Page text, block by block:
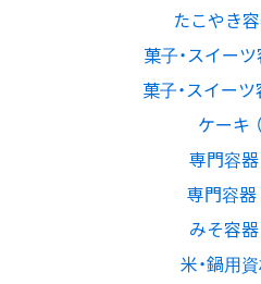
たこやき容
菓子・スイーツ
菓子・スイーツ
ケーキ
専門容器
専門容器
みそ容器
米・鍋用資